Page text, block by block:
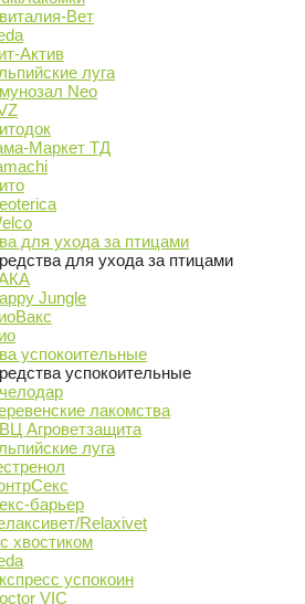
Вет
Актив
луга
Neo
Маркет ТД
для ухода за птицами
для ухода за птицами
Jungle
успокоительные
успокоительные
лакомства
Агроветзащита
луга
барьер
Relaxivet
хвостиком
успокоин
VIC